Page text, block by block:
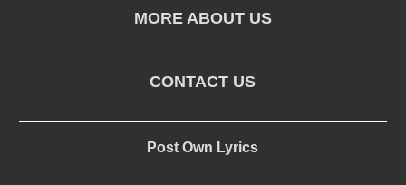
MORE ABOUT US
CONTACT US
Post Own Lyrics